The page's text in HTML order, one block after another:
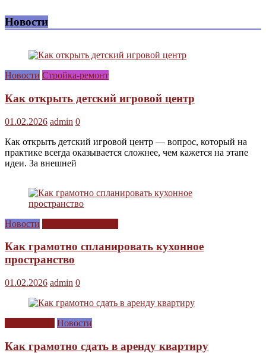
Новости
Новости Стройка-ремонт
Как открыть детский игровой центр
01.02.2026 admin 0
Как открыть детский игровой центр — вопрос, который на
практике всегда оказывается сложнее, чем кажется на этапе
идеи. За внешней
Новости
Как грамотно спланировать кухонное
пространство
01.02.2026 admin 0
Новости
Как грамотно сдать в аренду квартиру